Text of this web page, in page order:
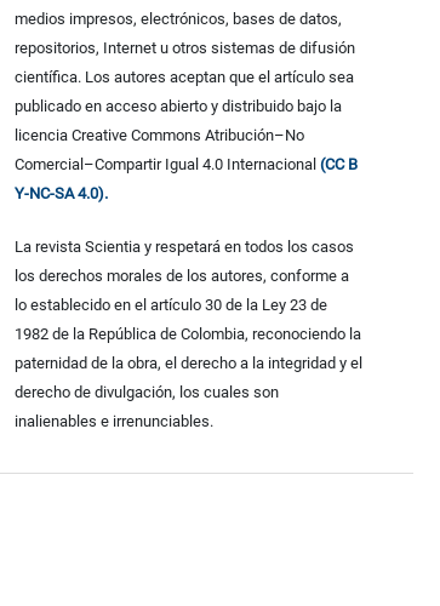
medios impresos, electrónicos, bases de datos,
repositorios, Internet u otros sistemas de difusión
científica. Los autores aceptan que el artículo sea
publicado en acceso abierto y distribuido bajo la
licencia Creative Commons Atribución–No
Comercial–Compartir Igual 4.0 Internacional (CC B
Y-NC-SA 4.0).
La revista Scientia y respetará en todos los casos
los derechos morales de los autores, conforme a
lo establecido en el artículo 30 de la Ley 23 de
1982 de la República de Colombia, reconociendo la
paternidad de la obra, el derecho a la integridad y el
derecho de divulgación, los cuales son
inalienables e irrenunciables.